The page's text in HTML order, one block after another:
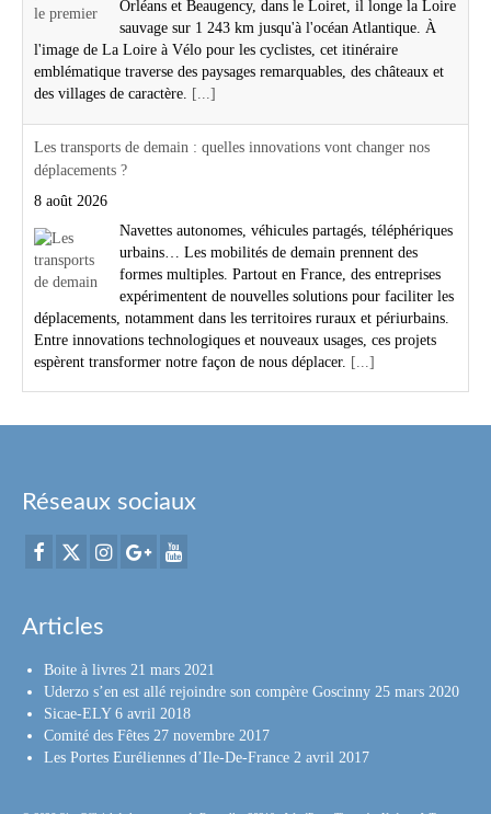
Orléans et Beaugency, dans le Loiret, il longe la Loire
sauvage sur 1 243 km jusqu'à l'océan Atlantique. À
l'image de La Loire à Vélo pour les cyclistes, cet itinéraire
emblématique traverse des paysages remarquables, des châteaux et
des villages de caractère. [...]
Les transports de demain : quelles innovations vont changer nos
déplacements ?
8 août 2026
Navettes autonomes, véhicules partagés, téléphériques
urbains… Les mobilités de demain prennent des
formes multiples. Partout en France, des entreprises
expérimentent de nouvelles solutions pour faciliter les
déplacements, notamment dans les territoires ruraux et périurbains.
Entre innovations technologiques et nouveaux usages, ces projets
espèrent transformer notre façon de nous déplacer. [...]
Réseaux sociaux
Articles
Boite à livres 21 mars 2021
Uderzo s’en est allé rejoindre son compère Goscinny 25 mars 2020
Sicae-ELY 6 avril 2018
Comité des Fêtes 27 novembre 2017
Les Portes Euréliennes d’Ile-De-France 2 avril 2017